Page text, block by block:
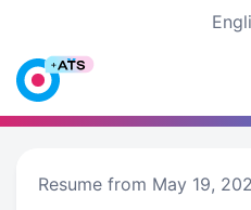
Resume from May 19,